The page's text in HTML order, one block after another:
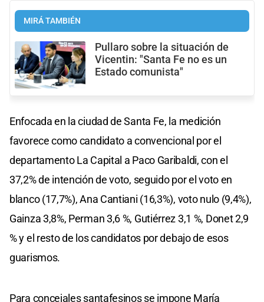
MIRÁ TAMBIÉN
Pullaro sobre la situación de
Vicentin: "Santa Fe no es un
Estado comunista"
Enfocada en la ciudad de Santa Fe, la medición
favorece como candidato a convencional por el
departamento La Capital a Paco Garibaldi, con el
37,2% de intención de voto, seguido por el voto en
blanco (17,7%), Ana Cantiani (16,3%), voto nulo (9,4%),
Gainza 3,8%, Perman 3,6 %, Gutiérrez 3,1 %, Donet 2,9
% y el resto de los candidatos por debajo de esos
guarismos.
Para concejales santafesinos se impone María